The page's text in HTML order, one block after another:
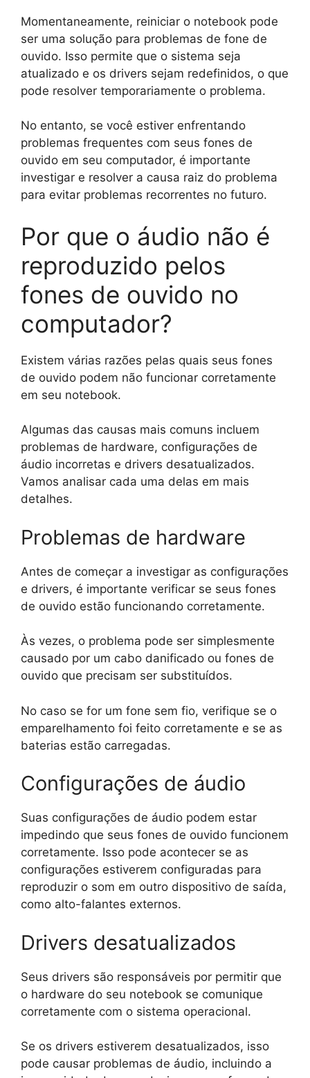
Momentaneamente, reiniciar o notebook pode
ser uma solução para problemas de fone de
ouvido. Isso permite que o sistema seja
atualizado e os drivers sejam redefinidos, o que
pode resolver temporariamente o problema.
No entanto, se você estiver enfrentando
problemas frequentes com seus fones de
ouvido em seu computador, é importante
investigar e resolver a causa raiz do problema
para evitar problemas recorrentes no futuro.
Por que o áudio não é
reproduzido pelos
fones de ouvido no
computador?
Existem várias razões pelas quais seus fones
de ouvido podem não funcionar corretamente
em seu notebook.
Algumas das causas mais comuns incluem
problemas de hardware, configurações de
áudio incorretas e drivers desatualizados.
Vamos analisar cada uma delas em mais
detalhes.
Problemas de hardware
Antes de começar a investigar as configurações
e drivers, é importante verificar se seus fones
de ouvido estão funcionando corretamente.
Às vezes, o problema pode ser simplesmente
causado por um cabo danificado ou fones de
ouvido que precisam ser substituídos.
No caso se for um fone sem fio, verifique se o
emparelhamento foi feito corretamente e se as
baterias estão carregadas.
Configurações de áudio
Suas configurações de áudio podem estar
impedindo que seus fones de ouvido funcionem
corretamente. Isso pode acontecer se as
configurações estiverem configuradas para
reproduzir o som em outro dispositivo de saída,
como alto-falantes externos.
Drivers desatualizados
Seus drivers são responsáveis ​​por permitir que
o hardware do seu notebook se comunique
corretamente com o sistema operacional.
Se os drivers estiverem desatualizados, isso
pode causar problemas de áudio, incluindo a